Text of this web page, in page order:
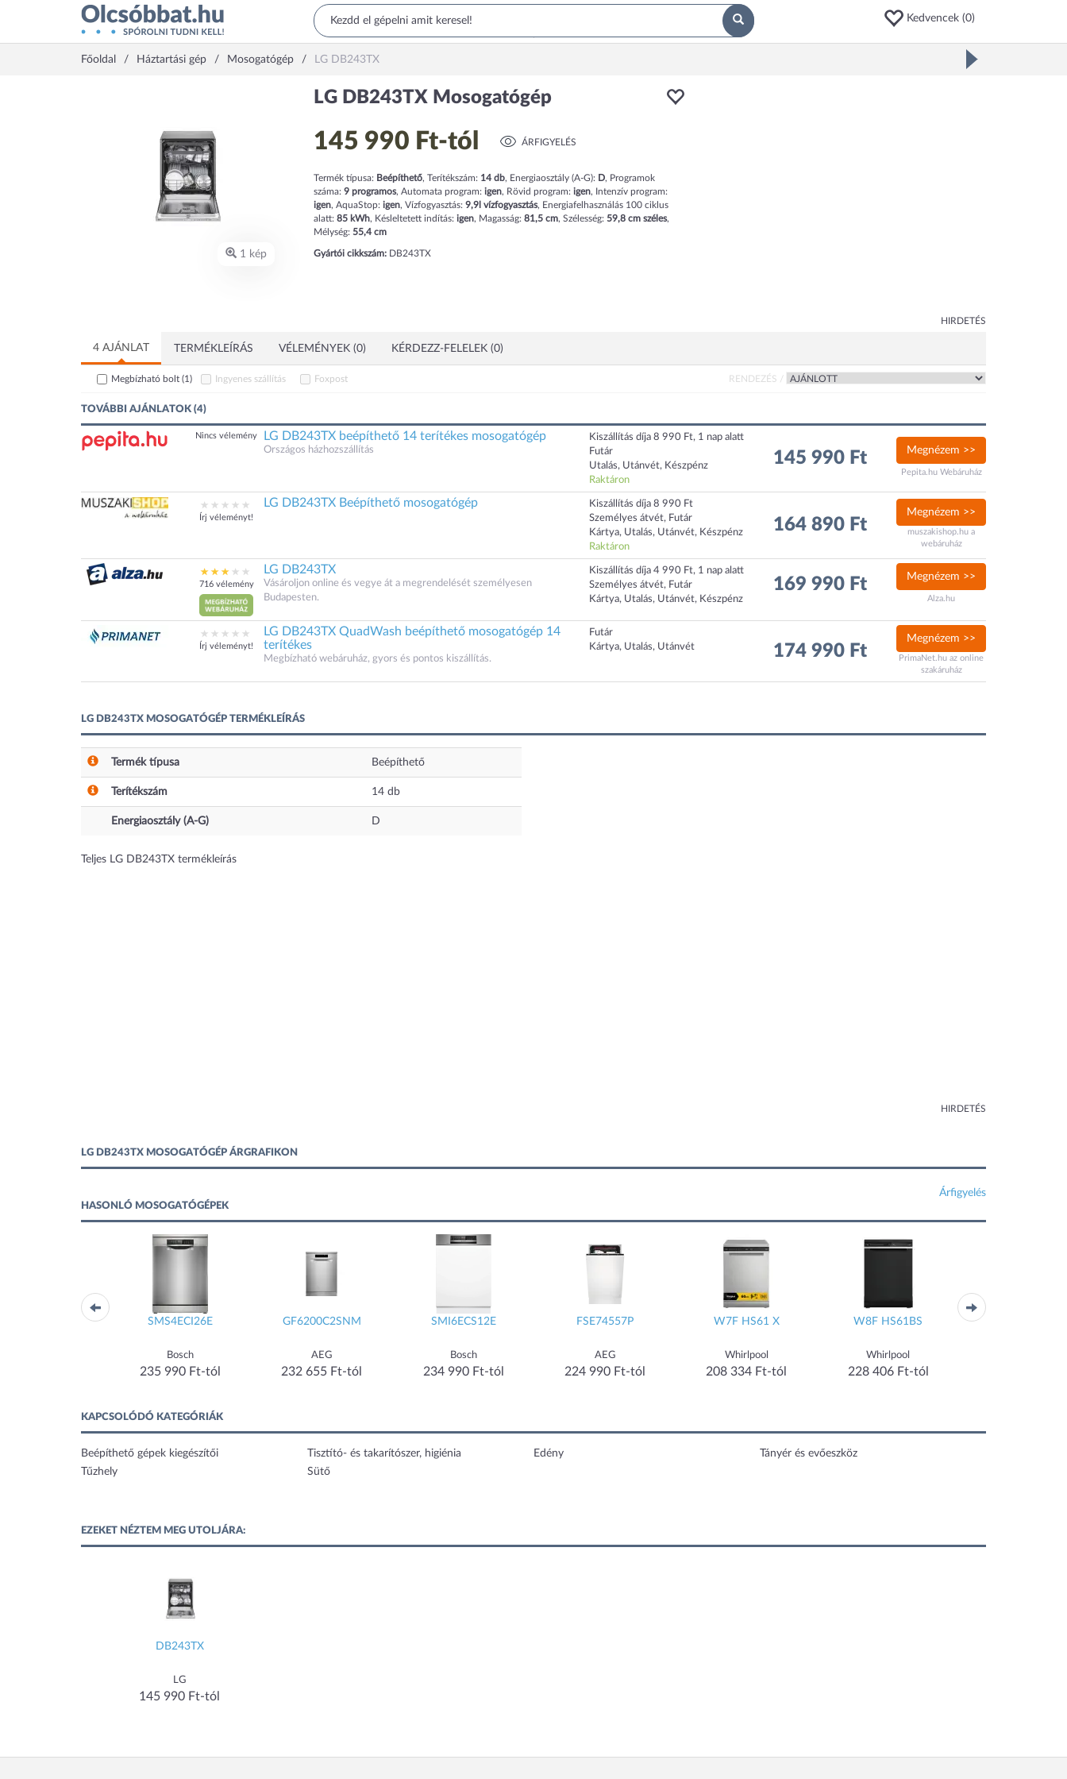
Kedvencek (0)
Főoldal Háztartási gép Mosogatógép LG DB243TX
1 kép
LG DB243TX Mosogatógép
145 990 Ft-tól ÁRFIGYELÉS
Termék típusa: Beépíthető, Terítékszám: 14 db, Energiaosztály (A-G): D, Programok
száma: 9programos, Automata program: igen, Rövid program: igen, Intenzív program:
igen, AquaStop: igen, Vízfogyasztás: 9,9l vízfogyasztás, Energiafelhasználás 100 ciklus
alatt: 85 kWh, Késleltetett indítás: igen, Magasság: 81,5 cm, Szélesség: 59,8 cmszéles,
Mélység: 55,4 cm
Gyártói cikkszám:DB243TX
HIRDETÉS
4 AJÁNLAT TERMÉKLEÍRÁS VÉLEMÉNYEK (0) KÉRDEZZ-FELELEK (0)
Megbízható bolt (1) Ingyenes szállítás Foxpost RENDEZÉS /
TOVÁBBI AJÁNLATOK (4)
Nincs vélemény LG DB243TX beépíthető 14 terítékes mosogatógép
Országos házhozszállítás
Kiszállítás díja 8 990 Ft, 1 nap alatt
Futár
Utalás, Utánvét, Készpénz
Raktáron
145 990 Ft Megnézem >>
Pepita.hu Webáruház
Írj véleményt!
LG DB243TX Beépíthető mosogatógép
Kiszállítás díja 8 990 Ft
Személyes átvét, Futár
Kártya, Utalás, Utánvét, Készpénz
Raktáron
164 890 Ft
Megnézem >>
muszakishop.hu a
webáruház
716 vélemény
LG DB243TX
Vásároljon online és vegye át a megrendelését személyesen
Budapesten.
Kiszállítás díja 4 990 Ft, 1 nap alatt
Személyes átvét, Futár
Kártya, Utalás, Utánvét, Készpénz
169 990 Ft Megnézem >>
Alza.hu
Írj véleményt!
LG DB243TX QuadWash beépíthető mosogatógép 14
terítékes
Megbízható webáruház, gyors és pontos kiszállítás.
Futár
Kártya, Utalás, Utánvét
174 990 Ft
Megnézem >>
PrimaNet.hu az online
szakáruház
LG DB243TX MOSOGATÓGÉP TERMÉKLEÍRÁS
Termék típusa Beépíthető
Terítékszám 14 db
Energiaosztály (A-G) D
Teljes LG DB243TX termékleírás
HIRDETÉS
LG DB243TX MOSOGATÓGÉP ÁRGRAFIKON
Árfigyelés
HASONLÓ MOSOGATÓGÉPEK
SMS4ECI26E
Bosch
235 990 Ft-tól
GF6200C2SNM
AEG
232 655 Ft-tól
SMI6ECS12E
Bosch
234 990 Ft-tól
FSE74557P
AEG
224 990 Ft-tól
W7F HS61 X
Whirlpool
208 334 Ft-tól
W8F HS61BS
Whirlpool
228 406 Ft-tól
KAPCSOLÓDÓ KATEGÓRIÁK
Beépíthető gépek kiegészítői Tisztító- és takarítószer, higiénia Edény
Tányér és evőeszköz
Tűzhely
Sütő
EZEKET NÉZTEM MEG UTOLJÁRA:
DB243TX
LG
145 990 Ft-tól